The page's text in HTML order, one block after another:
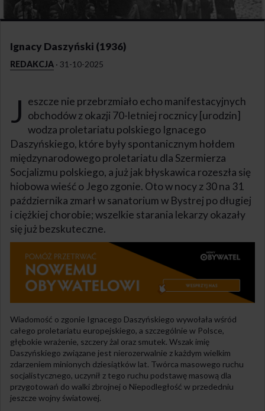
Ignacy Daszyński (1936)
REDAKCJA · 31-10-2025
J eszcze nie przebrzmiało echo manifestacyjnych
obchodów z okazji 70-letniej rocznicy [urodzin]
wodza proletariatu polskiego Ignacego
Daszyńskiego, które były spontanicznym hołdem
międzynarodowego proletariatu dla Szermierza
Socjalizmu polskiego, a już jak błyskawica rozeszła się
hiobowa wieść o Jego zgonie. Oto w nocy z 30 na 31
października zmarł w sanatorium w Bystrej po długiej
i ciężkiej chorobie; wszelkie starania lekarzy okazały
się już bezskuteczne.
Wiadomość o zgonie Ignacego Daszyńskiego wywołała wśród
całego proletariatu europejskiego, a szczególnie w Polsce,
głębokie wrażenie, szczery żal oraz smutek. Wszak imię
Daszyńskiego związane jest nierozerwalnie z każdym wielkim
zdarzeniem minionych dziesiątków lat. Twórca masowego ruchu
socjalistycznego, uczynił z tego ruchu podstawę masową dla
przygotowań do walki zbrojnej o Niepodległość w przededniu
jeszcze wojny światowej.